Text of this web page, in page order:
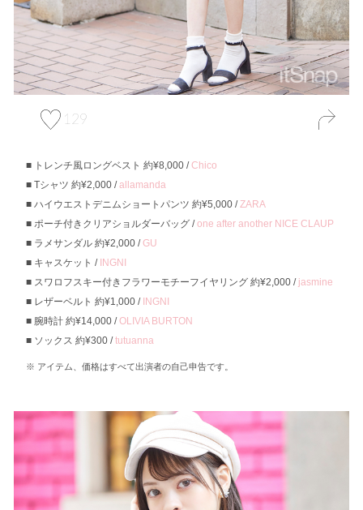
129
トレンチ風ロングベスト 約¥8,000 /Chico
Tシャツ 約¥2,000 /allamanda
ハイウエストデニムショートパンツ 約¥5,000 /ZARA
ポーチ付きクリアショルダーバッグ /one after another NICE CLAUP
ラメサンダル 約¥2,000 /GU
キャスケット / INGNI
スワロフスキー付きフラワーモチーフイヤリング 約¥2,000 / jasmine
レザーベルト 約¥1,000 / INGNI
腕時計 約¥14,000 /OLIVIA BURTON
ソックス 約¥300 /tutuanna
アイテム、価格はすべて出演者の自己申告です。